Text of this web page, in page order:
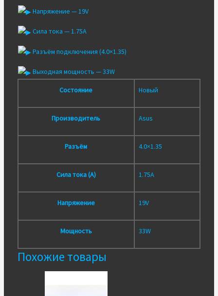
1.75A
(4.0x1.35)
33W
Напряжение — 19V
Сила тока — 1.75A
Разъём подключения (4.0×1.35)
Выходная мощность — 33W
Состояние Новый
Производитель Asus
Разъём 4.0×1.35
Сила тока (А) 1.75A
Напряжение 19V
Мощность 33W
Похожие товары